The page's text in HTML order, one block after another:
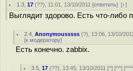
1.3 ,17 (??), 11:01, 13/10/2011 [ответить][↑]
Выглядит здорово. Есть что-либо
2.4 ,Anonymousssss (?), 13:06, 13/10/
[к модератору]
Есть конечно. zabbix.
3.5 ,17 (??), 13:45, 13/10/2011 [^] [^^] [^^^